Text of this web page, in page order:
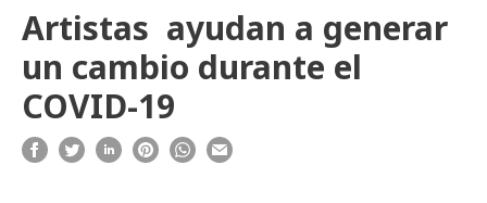
Artistas ayudan a generar
un cambio durante el
COVID-19